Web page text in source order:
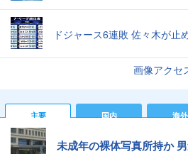
ドジャース6連敗 佐々木が止
画像アクセ
主要 国内 海外
未成年の裸体写真所持か